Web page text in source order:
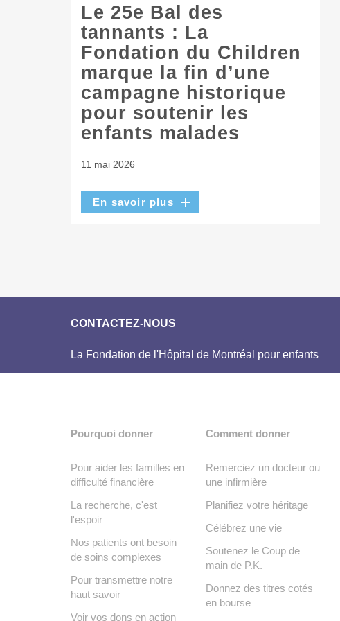
Le 25e Bal des
tannants : La
Fondation du Children
marque la fin d’une
campagne historique
pour soutenir les
enfants malades
11 mai 2026
En savoir plus
CONTACTEZ-NOUS
La Fondation de l'Hôpital de Montréal pour enfants
Pourquoi donner
Pour aider les familles en
difficulté financière
La recherche, c'est
l'espoir
Nos patients ont besoin
de soins complexes
Pour transmettre notre
haut savoir
Voir vos dons en action
Comment donner
Remerciez un docteur ou
une infirmière
Planifiez votre héritage
Célébrez une vie
Soutenez le Coup de
main de P.K.
Donnez des titres cotés
en bourse